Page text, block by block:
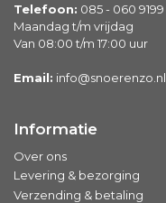
Telefoon: 085 - 060 9199
Maandag t/m vrijdag
Van 08:00 t/m 17:00 uur
Email: info@snoerenzo.nl
Informatie
Over ons
Levering & bezorging
Verzending & betaling